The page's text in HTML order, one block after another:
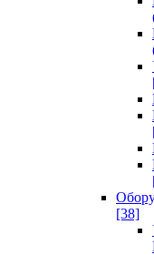
[38]